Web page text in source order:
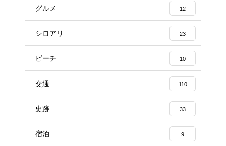
グルメ 12
シロアリ 23
ビーチ 10
交通 110
史跡 33
宿泊 9